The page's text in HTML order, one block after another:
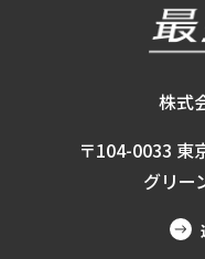
株式
〒104-0033 東
グリー